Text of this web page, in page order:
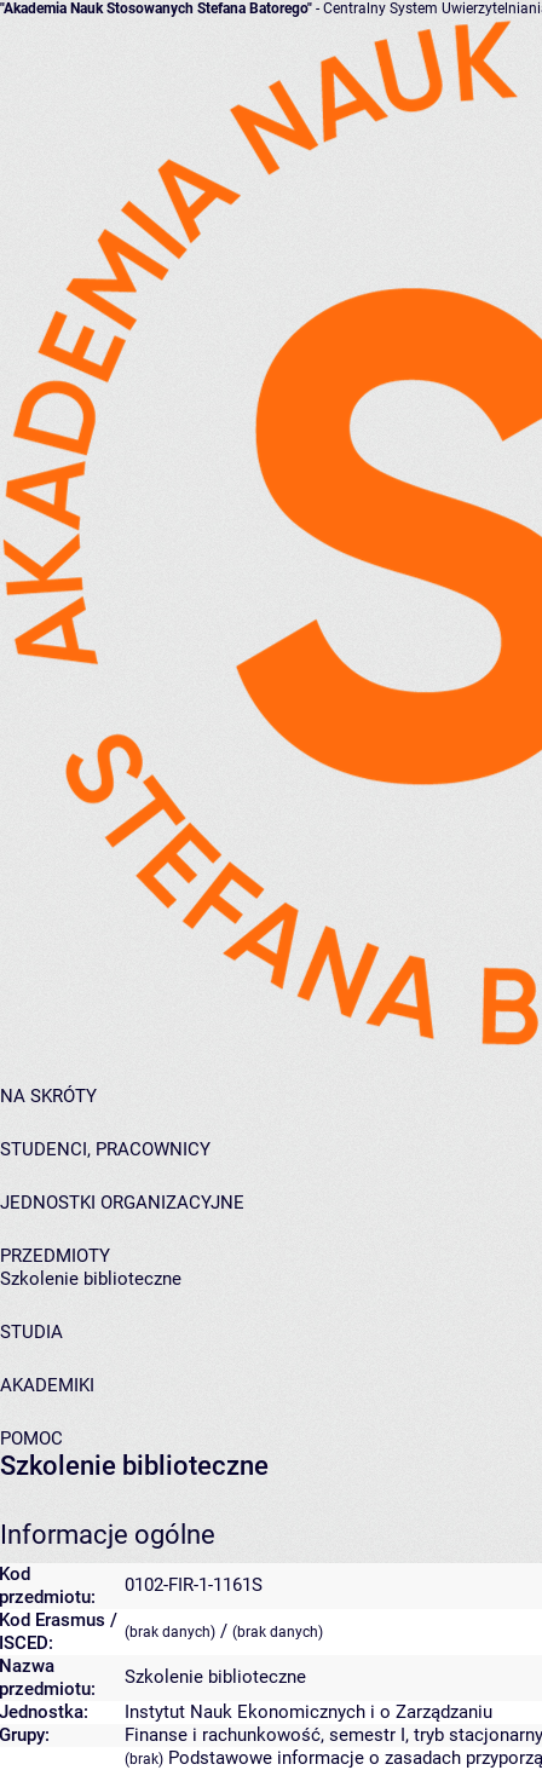
"Akademia Nauk Stosowanych Stefana Batorego" - Centralny System
NA SKRÓTY
STUDENCI, PRACOWNICY
JEDNOSTKI ORGANIZACYJNE
PRZEDMIOTY
Szkolenie biblioteczne
STUDIA
AKADEMIKI
POMOC
Szkolenie biblioteczne
Informacje ogólne
Kod
przedmiotu:
0102-FIR-1-1161S
Kod Erasmus /
ISCED:
(brak danych) / (brak danych)
Nazwa
przedmiotu:
Szkolenie biblioteczne
Jednostka:
Instytut Nauk Ekonomicznych i o Zarządzaniu
Grupy:
Finanse i rachunkowość, semestr I, tryb stacjonarny
(brak) Podstawowe informacje o zasadach